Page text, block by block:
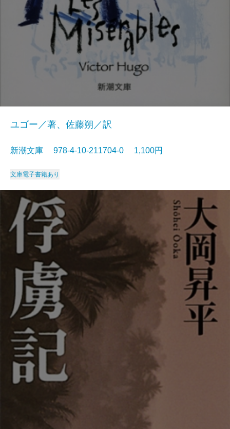
ユゴー／著、佐藤朔／訳
新潮文庫 978-4-10-211704-0 1,100円
文庫電子書籍あり